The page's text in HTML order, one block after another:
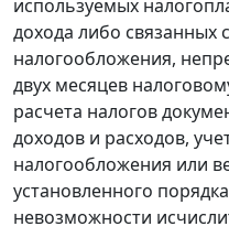
используемых
дохода либо связанных
налогообложения,
двух месяцев
расчета налогов
доходов и расходов,
налогообложения или
установленного
невозможности